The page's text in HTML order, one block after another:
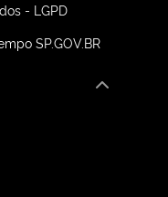
- LGPD
SP.GOV.BR